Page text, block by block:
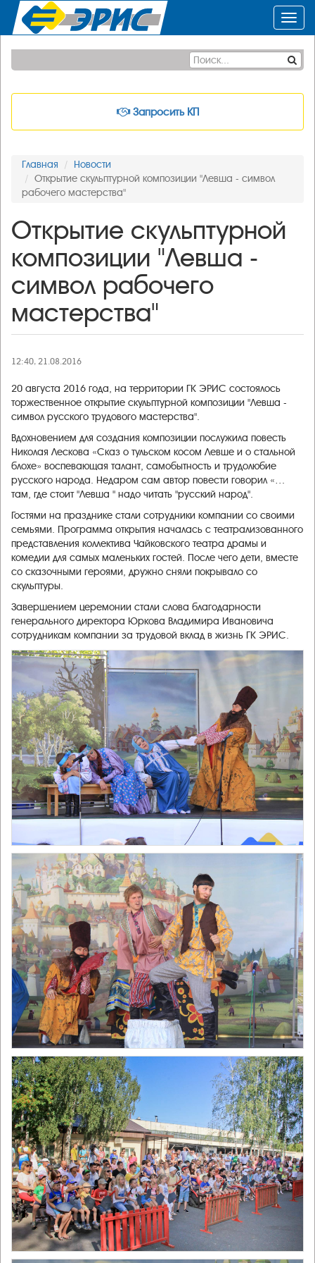
Запросить КП
Главная
Новости
Открытие скульптурной композиции "Левша - символ
рабочего мастерства"
Открытие скульптурной
композиции "Левша -
символ рабочего
мастерства"
12:40, 21.08.2016
20 августа 2016 года, на территории ГК ЭРИС состоялось
торжественное открытие скульптурной композиции "Левша -
символ русского трудового мастерства".
Вдохновением для создания композиции послужила повесть
Николая Лескова «Сказ о тульском косом Левше и о стальной
блохе» воспевающая талант, самобытность и трудолюбие
русского народа. Недаром сам автор повести говорил «…
там, где стоит "Левша " надо читать "русский народ".
Гостями на празднике стали сотрудники компании со своими
семьями. Программа открытия началась с театрализованного
представления коллектива Чайковского театра драмы и
комедии для самых маленьких гостей. После чего дети, вместе
со сказочными героями, дружно сняли покрывало со
скульптуры.
Завершением церемонии стали слова благодарности
генерального директора Юркова Владимира Ивановича
сотрудникам компании за трудовой вклад в жизнь ГК ЭРИС.